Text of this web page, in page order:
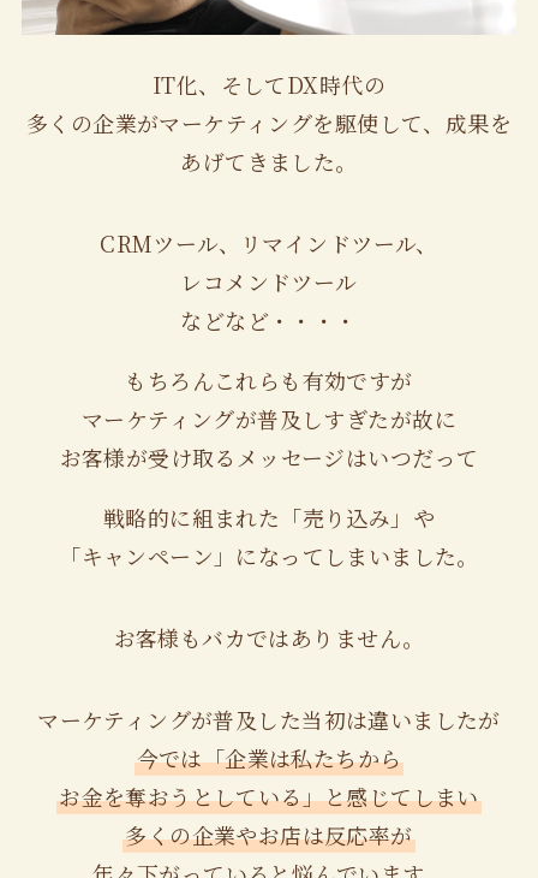
IT化、そしてDX時代の
多くの企業がマーケティングを駆使して、成果を
あげてきました。
CRMツール、リマインドツール、
レコメンドツール
などなど・・・・
もちろんこれらも有効ですが
マーケティングが普及しすぎたが故に
お客様が受け取るメッセージはいつだって
戦略的に組まれた「売り込み」や
「キャンペーン」になってしまいました。
お客様もバカではありません。
マーケティングが普及した当初は違いましたが
今では「企業は私たちから
お金を奪おうとしている」と感じてしまい
多くの企業やお店は反応率が